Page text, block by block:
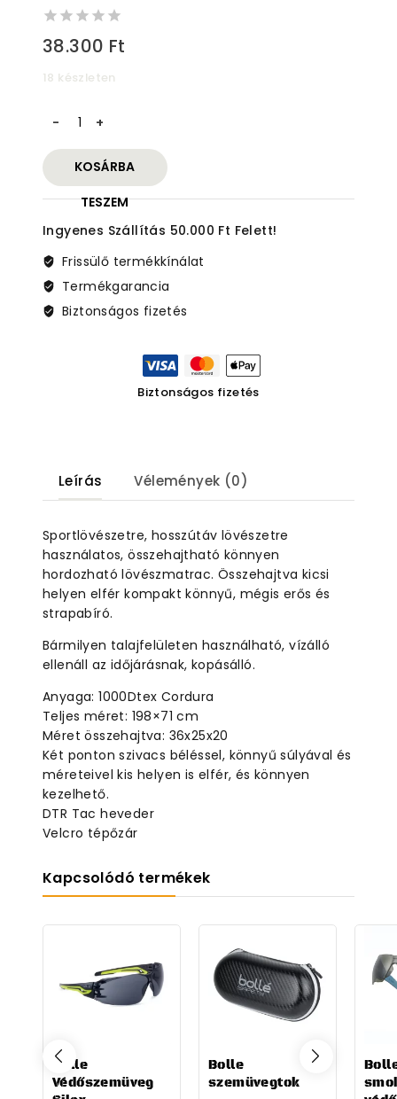
0
out
of
5
38.300 Ft
18 készleten
Lövész
Ammo-
Tex
mennyiség
KOSÁRBA
TESZEM
Ingyenes Szállítás 50.000 Ft Felett!
Frissülő termékkínálat
Termékgarancia
Biztonságos fizetés
Biztonságos fizetés
Leírás Vélemények (0)
Sportlövészetre, hosszútáv lövészetre
használatos, összehajtható könnyen
hordozható lövészmatrac. Összehajtva kicsi
helyen elfér kompakt könnyű, mégis erős és
strapabíró.
Bármilyen talajfelületen használható, vízálló
ellenáll az időjárásnak, kopásálló.
Anyaga: 1000Dtex Cordura
Teljes méret: 198×71 cm
Méret összehajtva: 36x25x20
Két ponton szivacs béléssel, könnyű súlyával és
méreteivel kis helyen is elfér, és könnyen
kezelhető.
DTR Tac heveder
Velcro tépőzár
Kapcsolódó termékek
Bolle
Védőszemüveg
Bolle
szemüvegtok